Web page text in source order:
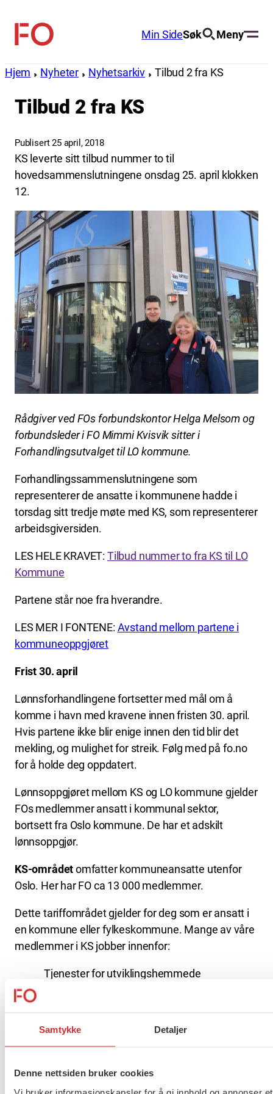
Samtykke Detaljer
Denne nettsiden bruker cookies
Vi bruker informasjonskapsler for å gi innhold og annonser
innhold
FO
Min SideSøk Meny
Hjem Nyheter Nyhetsarkiv Tilbud 2 fra KS
Tilbud 2 fra KS
Publisert 25 april, 2018
KS leverte sitt tilbud nummer to til
hovedsammenslutningene onsdag 25. april klokken
12.
Rådgiver ved FOs forbundskontor Helga Melsom og
forbundsleder i FO Mimmi Kvisvik sitter i
Forhandlingsutvalget til LO kommune.
Forhandlingssammenslutningene som
representerer de ansatte i kommunene hadde i
torsdag sitt tredje møte med KS, som representerer
arbeidsgiversiden.
LES HELE KRAVET: Tilbud nummer to fra KS til LO
Kommune
Partene står noe fra hverandre.
LES MER I FONTENE: Avstand mellom partene i
kommuneoppgjøret
Frist 30. april
Lønnsforhandlingene fortsetter med mål om å
komme i havn med kravene innen fristen 30. april.
Hvis partene ikke blir enige innen den tid blir det
mekling, og mulighet for streik. Følg med på fo.no
for å holde deg oppdatert.
Lønnsoppgjøret mellom KS og LO kommune gjelder
FOs medlemmer ansatt i kommunal sektor,
bortsett fra Oslo kommune. De har et adskilt
lønnsoppgjør.
KS-områdetomfatter kommuneansatte utenfor
Oslo. Her har FO ca 13 000 medlemmer.
Dette tariffområdet gjelder for deg som er ansatt i
en kommune eller fylkeskommune. Mange av våre
medlemmer i KS jobber innenfor:
Tjenester for utviklingshemmede
Over 180.000 medlemmer i LO-
LO Kommune har 181 070 aktive medlemmer i